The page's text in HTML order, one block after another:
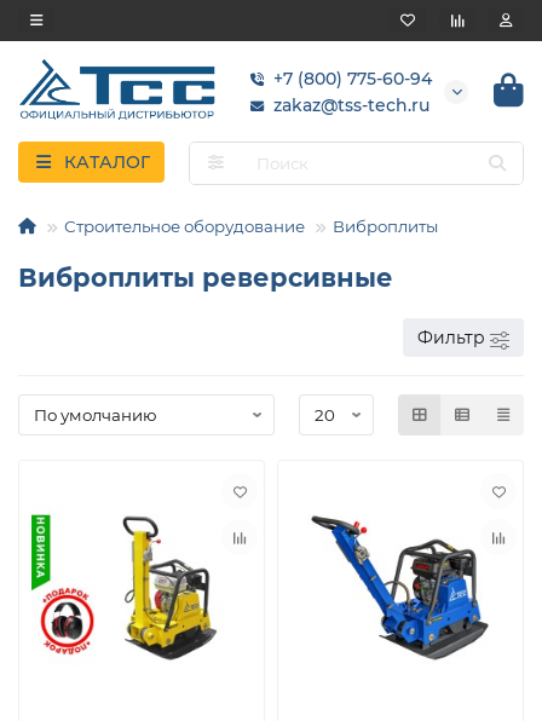
+7 (800) 775-60-94
zakaz@tss-tech.ru
КАТАЛОГ
Строительное оборудование Виброплиты
Виброплиты реверсивные
Фильтр